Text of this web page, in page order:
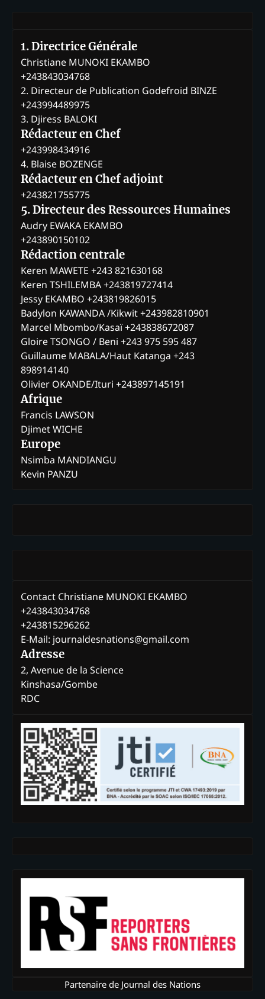
1. Directrice Générale
Christiane MUNOKI EKAMBO
+243843034768
2. Directeur de Publication Godefroid BINZE
+243994489975
3. Djiress BALOKI
Rédacteur en Chef
+243998434916
4. Blaise BOZENGE
Rédacteur en Chef adjoint
+243821755775
5. Directeur des Ressources Humaines
Audry EWAKA EKAMBO
+243890150102
Rédaction centrale
Keren MAWETE +243 821630168
Keren TSHILEMBA +243819727414
Jessy EKAMBO +243819826015
Badylon KAWANDA /Kikwit +243982810901
Marcel Mbombo/Kasaï +243838672087
Gloire TSONGO / Beni +243 975 595 487
Guillaume MABALA/Haut Katanga +243
898914140
Olivier OKANDE/Ituri +243897145191
Afrique
Francis LAWSON
Djimet WICHE
Europe
Nsimba MANDIANGU
Kevin PANZU
Contact Christiane MUNOKI EKAMBO
+243843034768
+243815296262
E-Mail: journaldesnations@gmail.com
Adresse
2, Avenue de la Science
Kinshasa/Gombe
RDC
Partenaire de Journal des Nations